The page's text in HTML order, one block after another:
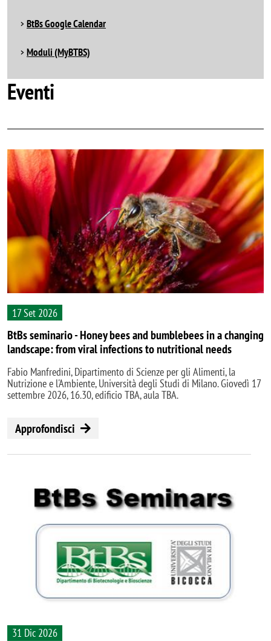
BtBs Google Calendar
Moduli (MyBTBS)
Eventi
17 Set 2026
BtBs seminario - Honey bees and bumblebees in a changing
landscape: from viral infections to nutritional needs
Fabio Manfredini, Dipartimento di Scienze per gli Alimenti, la
Nutrizione e l'Ambiente, Università degli Studi di Milano. Giovedì 17
settembre 2026, 16.30, edificio TBA, aula TBA.
Approfondisci
31 Dic 2026